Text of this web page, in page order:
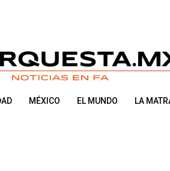
MÉXICO EL MUNDO LA